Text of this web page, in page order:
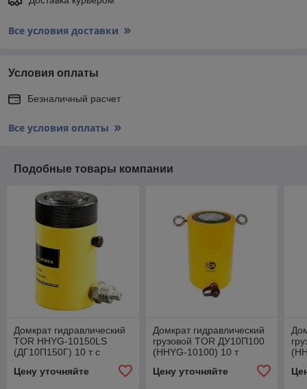
Все условия доставки
Условия оплаты
Безналичный расчет
Все условия оплаты
Подобные товары компании
Домкрат гидравлический
TOR HHYG-10150LS
(ДГ10П150Г) 10 т с
Цену уточняйте
Домкрат гидравлический
грузовой TOR ДУ10П100
(HHYG-10100) 10 т
Цену уточняйте